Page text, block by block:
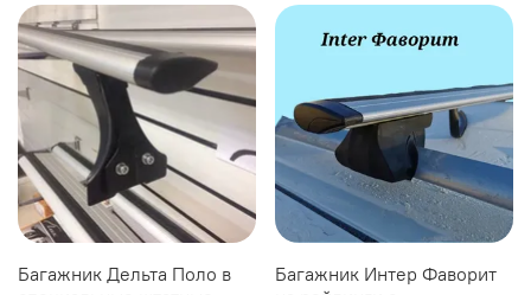
Багажник Дельта Поло в
Багажник Интер Фаворит